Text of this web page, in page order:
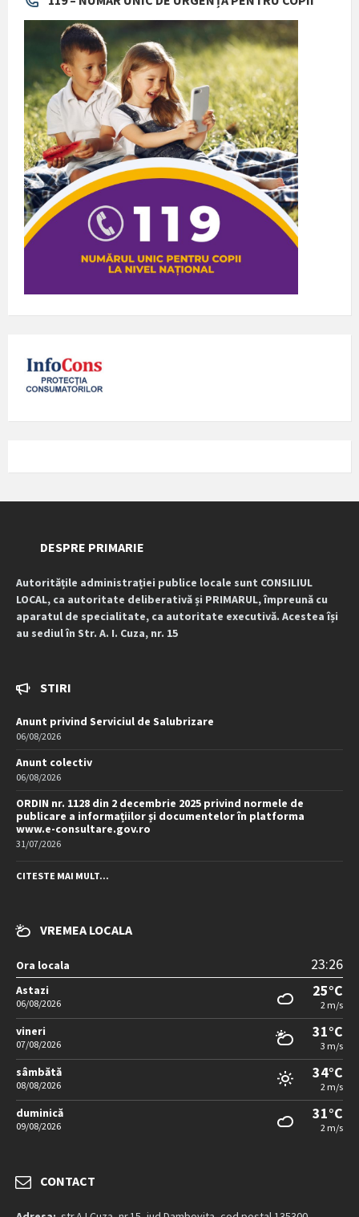
DESPRE PRIMARIE
Autoritățile administrației publice locale sunt CONSILIUL
LOCAL, ca autoritate deliberativă și PRIMARUL, împreună cu
aparatul de specialitate, ca autoritate executivă. Acestea își
au sediul în Str. A. I. Cuza, nr. 15
STIRI
Anunt privind Serviciul de Salubrizare
06/08/2026
Anunt colectiv
06/08/2026
ORDIN nr. 1128 din 2 decembrie 2025 privind normele de
publicare a informațiilor și documentelor în platforma
www.e-consultare.gov.ro
31/07/2026
CITESTE MAI MULT...
VREMEA LOCALA
Ora locala 23:26
Astazi
06/08/2026
25°C
2 m/s
vineri
07/08/2026
31°C
3 m/s
sâmbătă
08/08/2026
34°C
2 m/s
duminică
09/08/2026
31°C
2 m/s
CONTACT